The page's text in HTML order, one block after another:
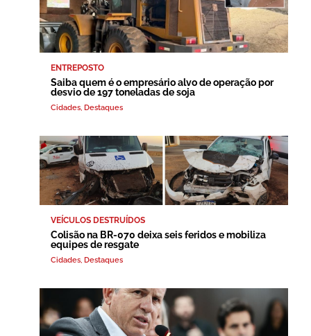
ENTREPOSTO
Saiba quem é o empresário alvo de operação por
desvio de 197 toneladas de soja
Cidades, Destaques
VEÍCULOS DESTRUÍDOS
Colisão na BR-070 deixa seis feridos e mobiliza
equipes de resgate
Cidades, Destaques